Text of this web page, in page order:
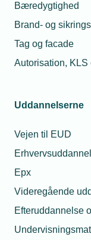
Bæredygtighed
Brand- og
Tag og facade
Autorisation, KLS
Uddannelserne
Vejen til EUD
Epx
Videregående
Efteruddannelse
Alle
Find
Gå til